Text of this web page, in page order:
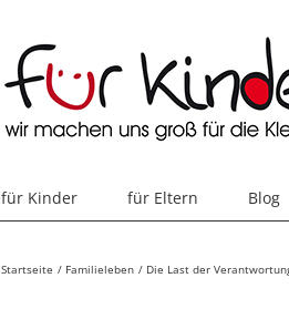
für Kinder für Eltern Blog
Startseite Familieleben Die Last der